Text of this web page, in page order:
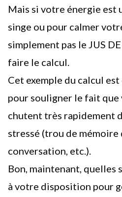
Mais si votre énergie est
singe ou pour calmer
simplement pas le JUS
faire le calcul.
Cet exemple du calcul
pour souligner le fait que
chutent très rapidement
stressé (trou de mémoire
conversation, etc.).
Bon, maintenant,
à votre disposition pour